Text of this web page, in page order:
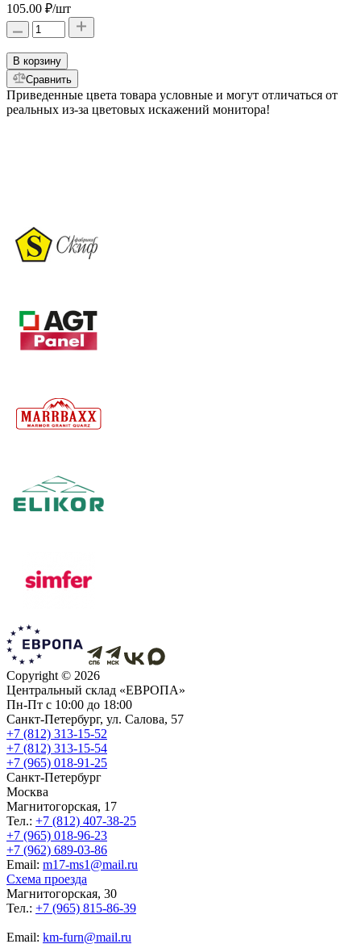
105.00 ₽/шт
В корзину
Сравнить
Приведенные цвета товара условные и могут отличаться от
реальных из-за цветовых искажений монитора!
Copyright © 2026
Центральный склад «ЕВРОПА»
Пн-Пт с 10:00 до 18:00
Санкт-Петербург, ул. Салова, 57
+7 (812) 313-15-52
+7 (812) 313-15-54
+7 (965) 018-91-25
Санкт-Петербург
Москва
Магнитогорская, 17
Тел.: +7 (812) 407-38-25
+7 (965) 018-96-23
+7 (962) 689-03-86
Еmail: m17-ms1@mail.ru
Схема проезда
Магнитогорская, 30
Тел.: +7 (965) 815-86-39
Еmail: km-furn@mail.ru